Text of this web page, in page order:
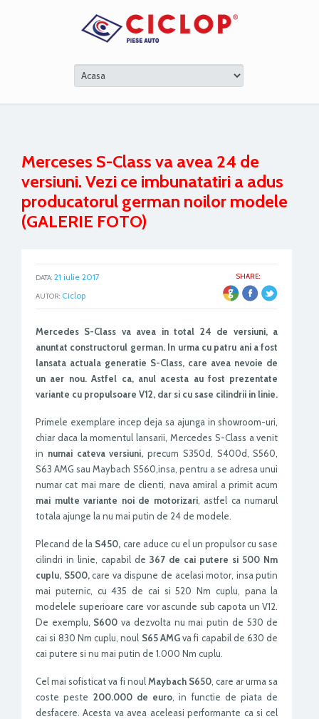
Merceses S-Class va avea 24 de
versiuni. Vezi ce imbunatatiri a adus
producatorul german noilor modele
(GALERIE FOTO)
SHARE:
DATA: 21 iulie 2017
AUTOR: Ciclop
Mercedes S-Class va avea in total 24 de versiuni, a
anuntat constructorul german. In urma cu patru ani a fost
lansata actuala generatie S-Class, care avea nevoie de
un aer nou. Astfel ca, anul acesta au fost prezentate
variante cu propulsoare V12, dar si cu sase cilindrii in linie.
Primele exemplare incep deja sa ajunga in showroom-uri,
chiar daca la momentul lansarii, Mercedes S-Class a venit
in numai cateva versiuni, precum S350d, S400d, S560,
S63 AMG sau Maybach S560,insa, pentru a se adresa unui
numar cat mai mare de clienti, nava amiral a primit acum
mai multe variante noi de motorizari, astfel ca numarul
totala ajunge la nu mai putin de 24 de modele.
Plecand de la S450, care aduce cu el un propulsor cu sase
cilindri in linie, capabil de367 de cai putere si 500 Nm
cuplu, S500,care va dispune de acelasi motor, insa putin
mai puternic, cu 435 de cai si 520 Nm cuplu, pana la
modelele superioare care vor ascunde sub capota un V12.
De exemplu, S600 va dezvolta nu mai putin de 530 de
cai si 830 Nm cuplu, noul S65 AMGva fi capabil de 630 de
cai putere si nu mai putin de 1.000 Nm cuplu.
Cel mai sofisticat va fi noulMaybach S650, care ar urma sa
coste peste 200.000 de euro , in functie de piata de
desfacere. Acesta va avea aceleasi performante ca si cel